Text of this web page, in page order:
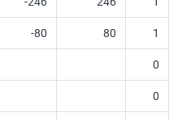
-80 80 1
0
0